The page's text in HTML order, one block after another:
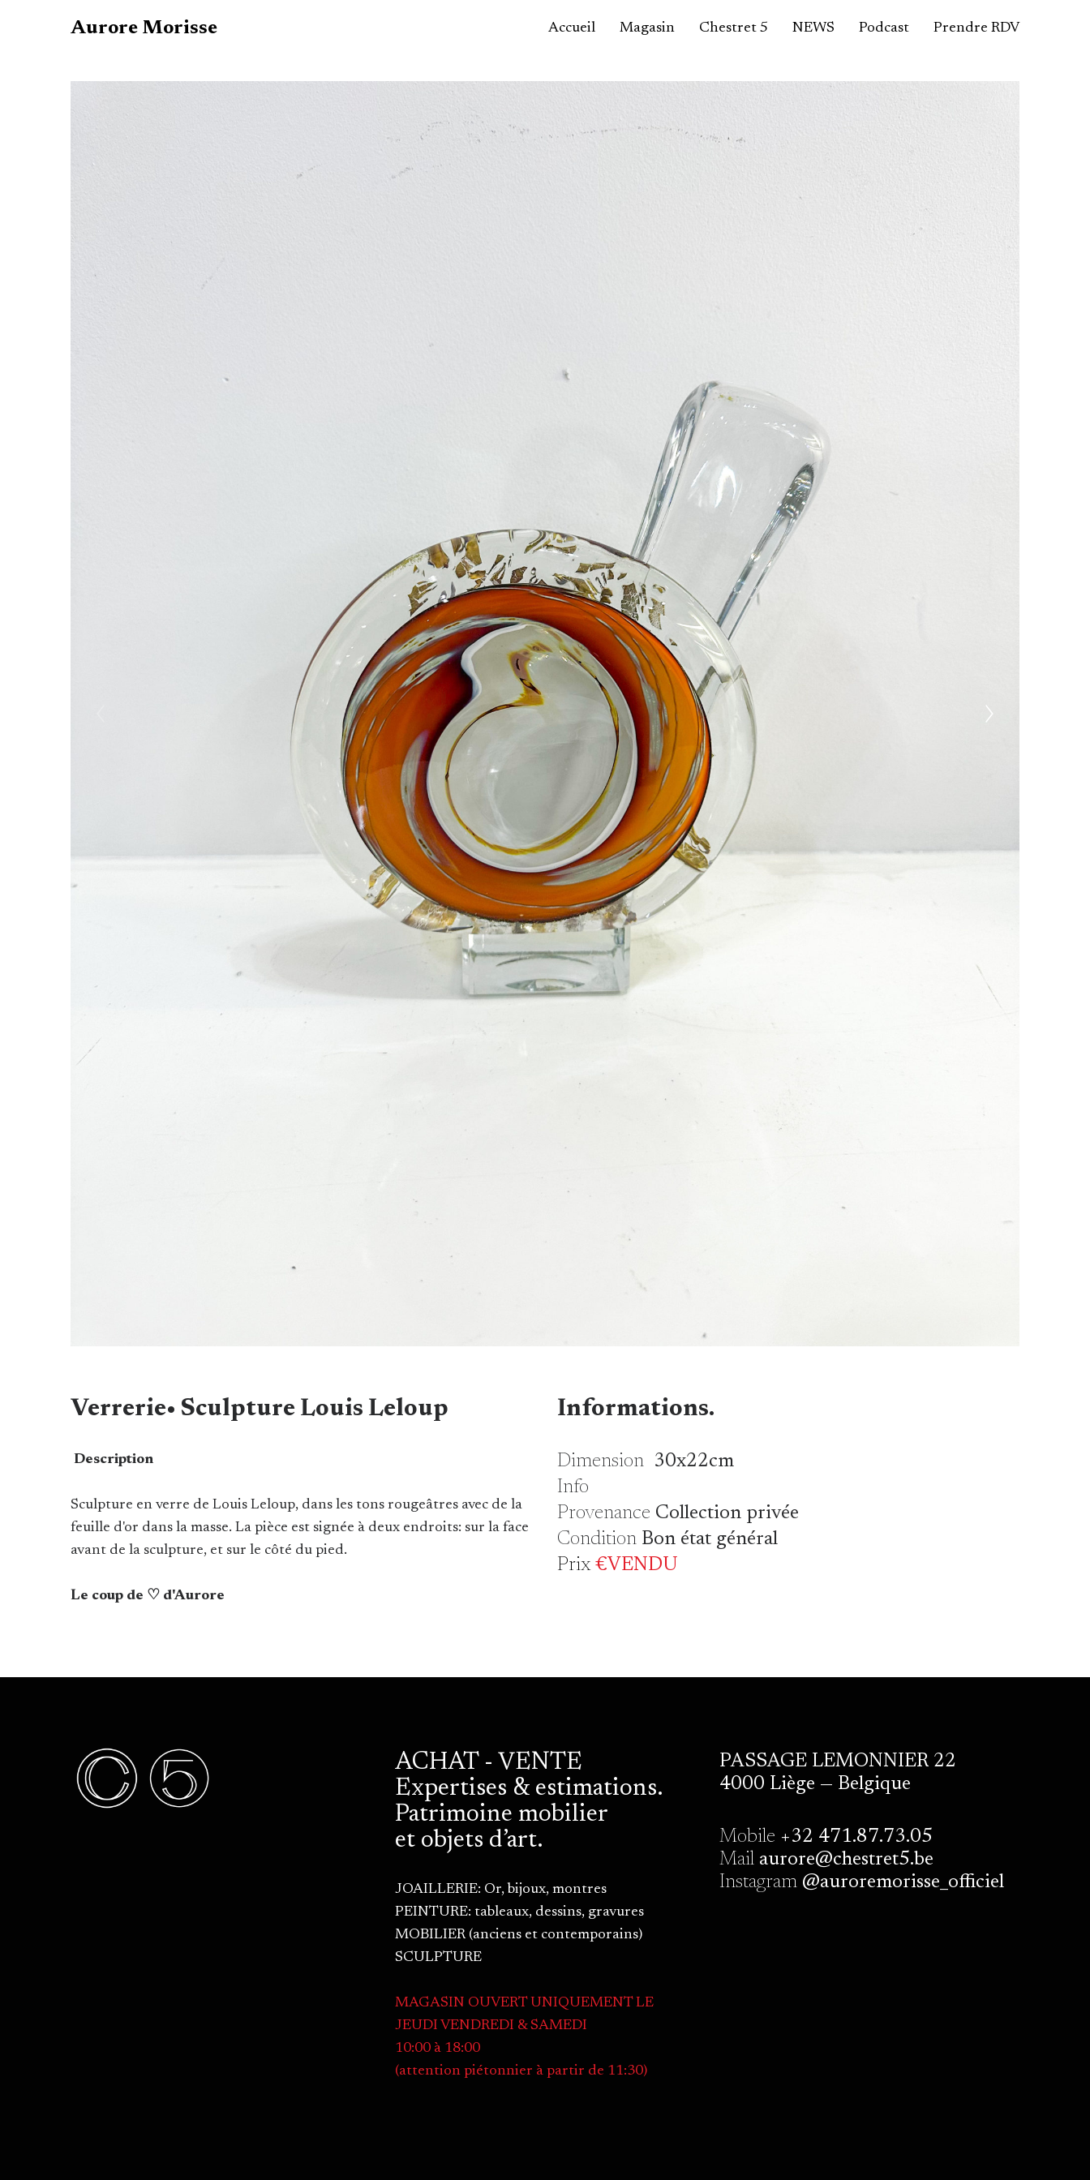
Aurore Morisse Accueil Magasin
Bijoux, montres
Chestret 5 NEWS Podcast Prendre RDV
Verrerie• Sculpture Louis Leloup
Description
Sculpture en verre de Louis Leloup, dans les tons rougeâtres avec de la
feuille d'or dans la masse. La pièce est signée à deux endroits: sur la face
avant de la sculpture, et sur le côté du pied.
Le coup de ♡ d'Aurore
Informations.
Dimension30x22cm
Info
Provenance Collection privée
Condition Bon état général
Prix€VENDU
ACHAT - VENTE
Expertises & estimations.
Patrimoine mobilier
et objets d’art.
JOAILLERIE: Or, bijoux, montres
PEINTURE: tableaux, dessins, gravures
MOBILIER (anciens et contemporains)
SCULPTURE
MAGASIN OUVERT UNIQUEMENT LE
JEUDI VENDREDI & SAMEDI
10:00 à 18:00
(attention piétonnier à partir de 11:30)
PASSAGE LEMONNIER 22
4000 Liège — Belgique
Mobile +32 471.87.73.05
Mailaurore@chestret5.be
Instagram@auroremorisse_officiel